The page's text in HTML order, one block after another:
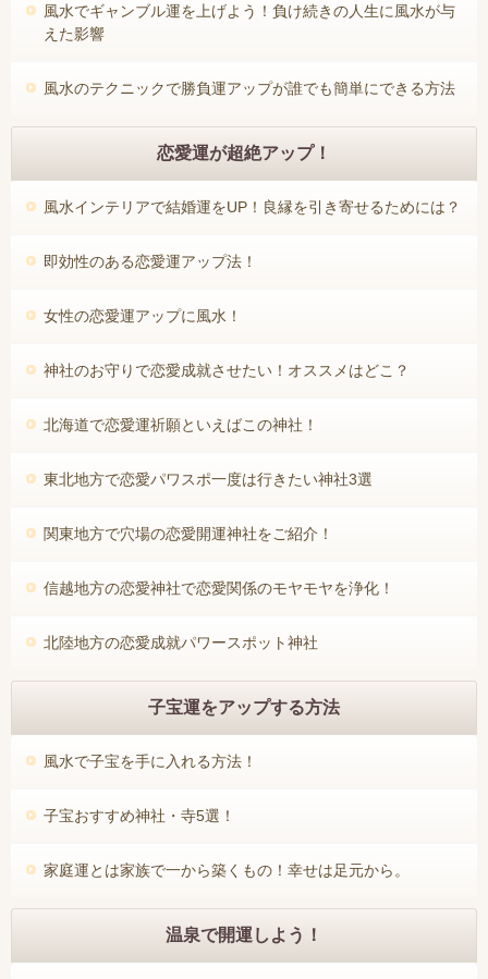
風水でギャンブル運を上げよう！負け続きの人生に風水が与
えた影響
風水のテクニックで勝負運アップが誰でも簡単にできる方法
恋愛運が超絶アップ！
風水インテリアで結婚運をUP！良縁を引き寄せるためには？
即効性のある恋愛運アップ法！
女性の恋愛運アップに風水！
神社のお守りで恋愛成就させたい！オススメはどこ？
北海道で恋愛運祈願といえばこの神社！
東北地方で恋愛パワスポ一度は行きたい神社3選
関東地方で穴場の恋愛開運神社をご紹介！
信越地方の恋愛神社で恋愛関係のモヤモヤを浄化！
北陸地方の恋愛成就パワースポット神社
子宝運をアップする方法
風水で子宝を手に入れる方法！
子宝おすすめ神社・寺5選！
家庭運とは家族で一から築くもの！幸せは足元から。
温泉で開運しよう！